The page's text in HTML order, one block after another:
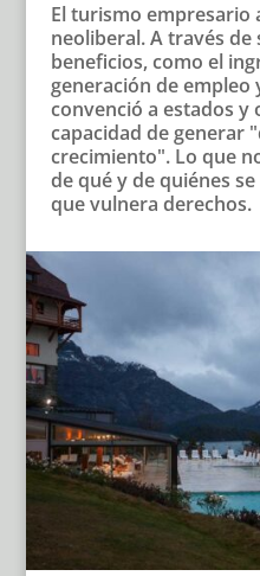
El turismo empresario
neoliberal. A través
beneficios, como el
generación de
convenció a estados y
capacidad de generar
crecimiento". Lo que
de qué y de quiénes
que vulnera derechos.